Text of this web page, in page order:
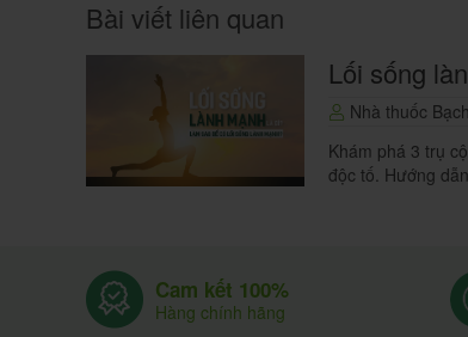
Bài viết liên quan
Lối sống
Nhà thuốc
Khám phá 3 trụ
độc tố. Hướng
Cam kết 100%
Hàng chính hãng